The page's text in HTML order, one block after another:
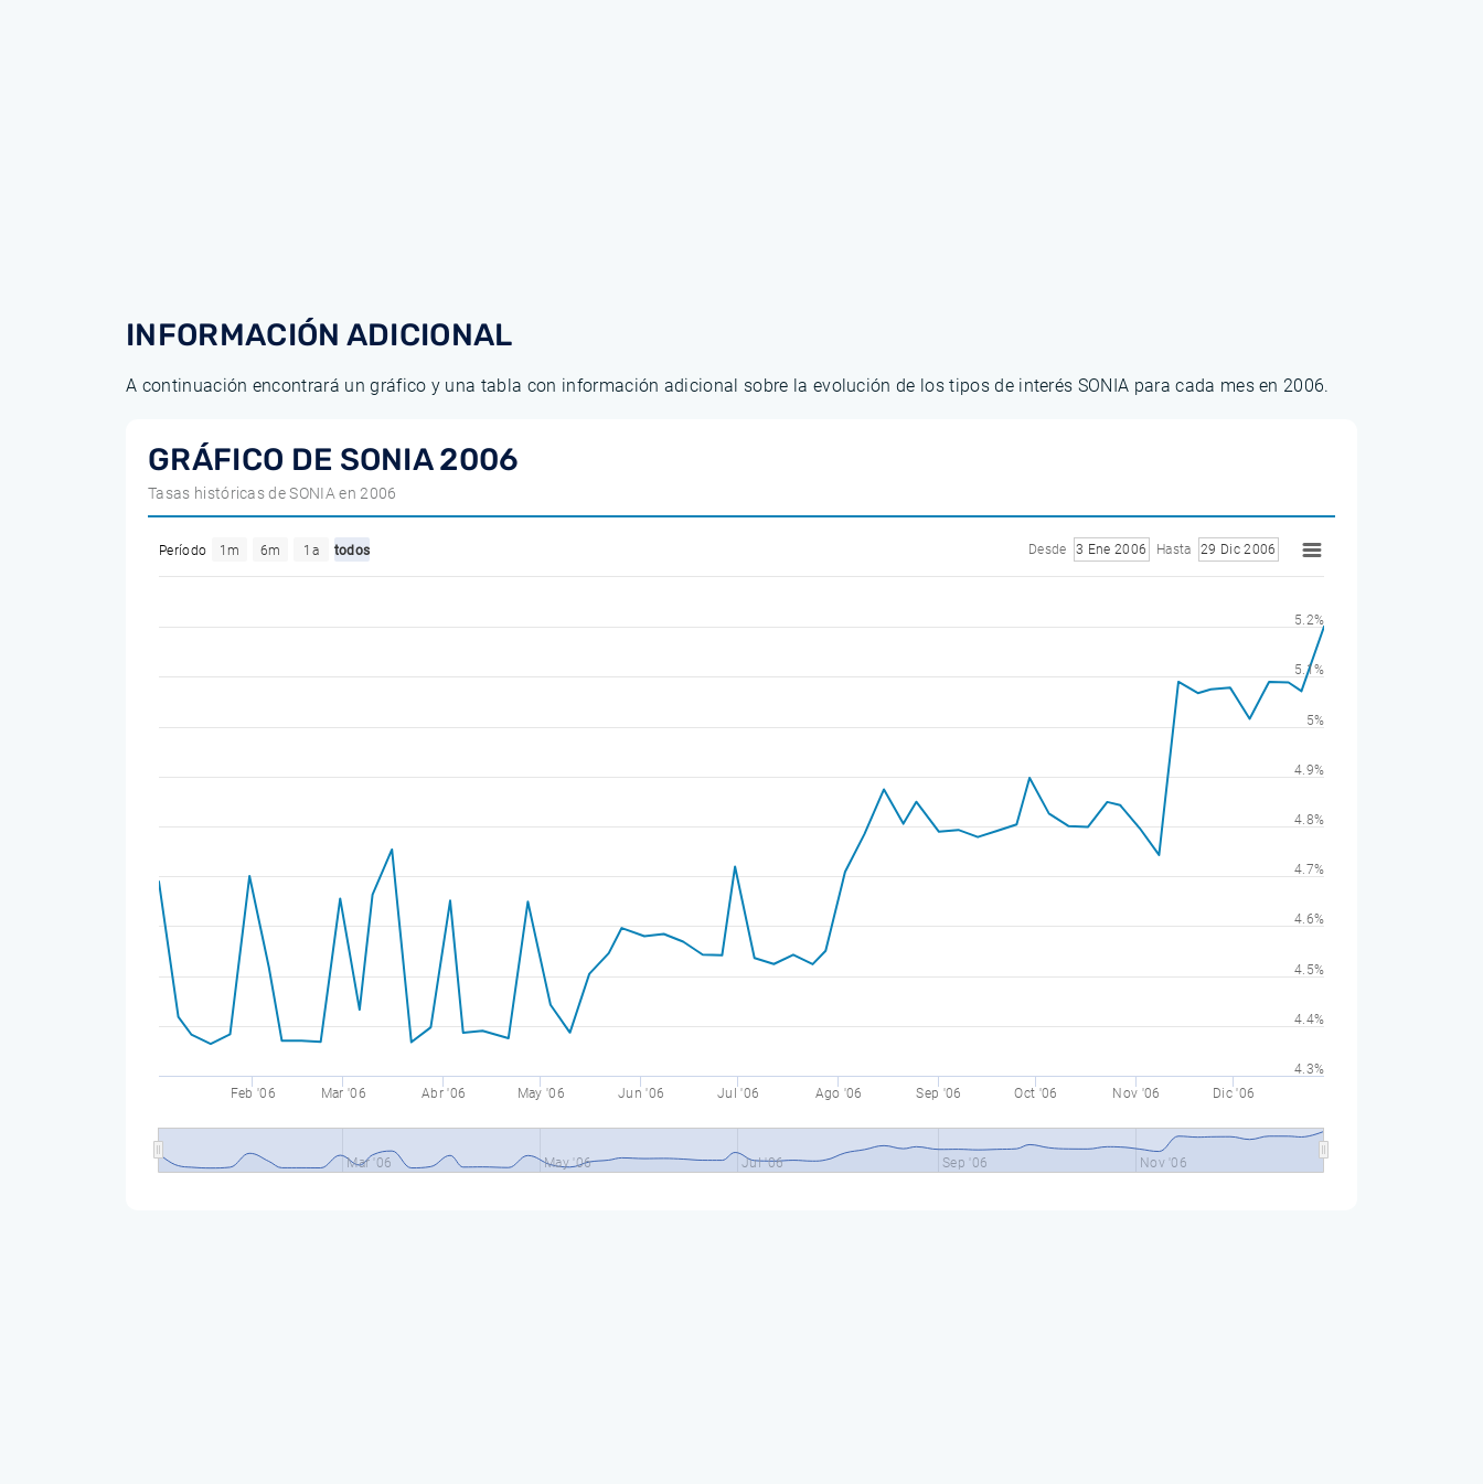
INFORMACIÓN ADICIONAL
A continuación encontrará un gráfico y una tabla con información adicional sobre la evolución de los tipos de interés SONIA para cada mes en 2006.
GRÁFICO DE SONIA 2006
Tasas históricas de SONIA en 2006
Período 1m 6m 1a todos Desde 3 Ene 2006 Hasta 29 Dic 2006
Feb '06 Mar '06 Abr '06 May '06 Jun '06 Jul '06 Ago '06 Sep '06 Oct '06 Nov '06 Dic '06
Mar '06 May '06 Jul '06 Sep '06 Nov '06
4.3%
4.4%
4.5%
4.6%
4.7%
4.8%
4.9%
5%
5.1%
5.2%